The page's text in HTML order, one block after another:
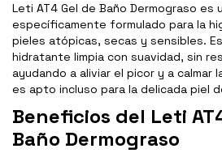
Leti AT4 Gel de Baño Dermograso es
específicamente formulado para la
pieles atópicas, secas y sensibles.
hidratante limpia con suavidad, sin
ayudando a aliviar el picor y a calmar
es apto incluso para la delicada piel
Beneficios del Leti
Baño Dermograso